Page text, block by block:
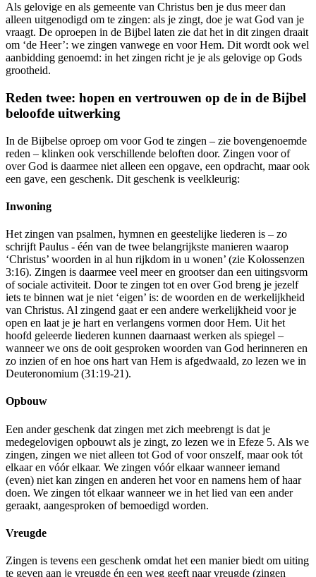
Als gelovige en als gemeente van Christus ben je dus meer dan
alleen uitgenodigd om te zingen: als je zingt, doe je wat God van je
vraagt. De oproepen in de Bijbel laten zie dat het in dit zingen draait
om ‘de Heer’: we zingen vanwege en voor Hem. Dit wordt ook wel
aanbidding genoemd: in het zingen richt je je als gelovige op Gods
grootheid.
Reden twee: hopen en vertrouwen op de in de Bijbel
beloofde uitwerking
In de Bijbelse oproep om voor God te zingen – zie bovengenoemde
reden – klinken ook verschillende beloften door. Zingen voor of
over God is daarmee niet alleen een opgave, een opdracht, maar ook
een gave, een geschenk. Dit geschenk is veelkleurig:
Inwoning
Het zingen van psalmen, hymnen en geestelijke liederen is – zo
schrijft Paulus - één van de twee belangrijkste manieren waarop
‘Christus’ woorden in al hun rijkdom in u wonen’ (zie Kolossenzen
3:16). Zingen is daarmee veel meer en grootser dan een uitingsvorm
of sociale activiteit. Door te zingen tot en over God breng je jezelf
iets te binnen wat je niet ‘eigen’ is: de woorden en de werkelijkheid
van Christus. Al zingend gaat er een andere werkelijkheid voor je
open en laat je je hart en verlangens vormen door Hem. Uit het
hoofd geleerde liederen kunnen daarnaast werken als spiegel –
wanneer we ons de ooit gesproken woorden van God herinneren en
zo inzien of en hoe ons hart van Hem is afgedwaald, zo lezen we in
Deuteronomium (31:19-21).
Opbouw
Een ander geschenk dat zingen met zich meebrengt is dat je
medegelovigen opbouwt als je zingt, zo lezen we in Efeze 5. Als we
zingen, zingen we niet alleen tot God of voor onszelf, maar ook tót
elkaar en vóór elkaar. We zingen vóór elkaar wanneer iemand
(even) niet kan zingen en anderen het voor en namens hem of haar
doen. We zingen tót elkaar wanneer we in het lied van een ander
geraakt, aangesproken of bemoedigd worden.
Vreugde
Zingen is tevens een geschenk omdat het een manier biedt om uiting
te geven aan je vreugde én een weg geeft naar vreugde (zingen